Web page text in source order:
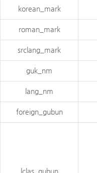
korean_mark
roman_mark
srclang_mark
guk_nm
lang_nm
foreign_gubun
lclas_gubun